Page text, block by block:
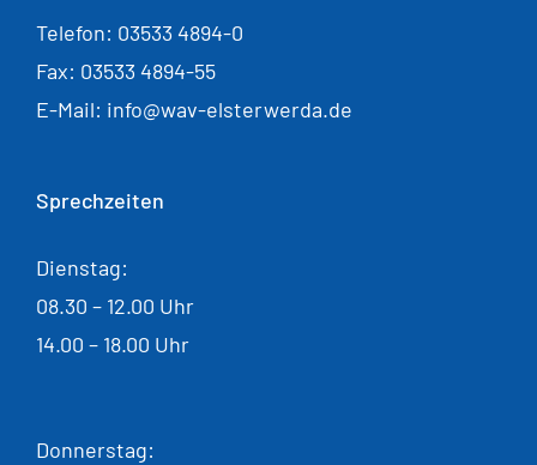
Telefon: 03533 4894-0
Fax: 03533 4894-55
E-Mail: info@wav-elsterwerda.de
Sprechzeiten
Dienstag:
08.30 – 12.00 Uhr
14.00 – 18.00 Uhr
Donnerstag: